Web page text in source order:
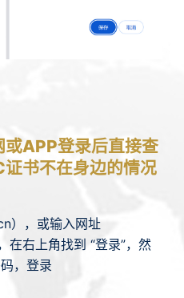
APP登录后直接查
书不在身边的情况
），或输入网址
右上角找到 “登录”，然
，登录